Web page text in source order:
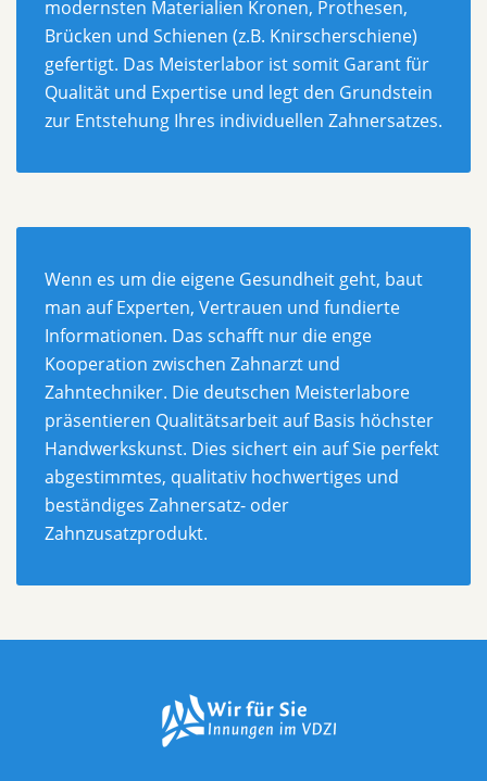
modernsten Materialien Kronen, Prothesen,
Brücken und Schienen (z.B. Knirscherschiene)
gefertigt. Das Meisterlabor ist somit Garant für
Qualität und Expertise und legt den Grundstein
zur Entstehung Ihres individuellen Zahnersatzes.
Wenn es um die eigene Gesundheit geht, baut
man auf Experten, Vertrauen und fundierte
Informationen. Das schafft nur die enge
Kooperation zwischen Zahnarzt und
Zahntechniker. Die deutschen Meisterlabore
präsentieren Qualitätsarbeit auf Basis höchster
Handwerkskunst. Dies sichert ein auf Sie perfekt
abgestimmtes, qualitativ hochwertiges und
beständiges Zahnersatz- oder
Zahnzusatzprodukt.